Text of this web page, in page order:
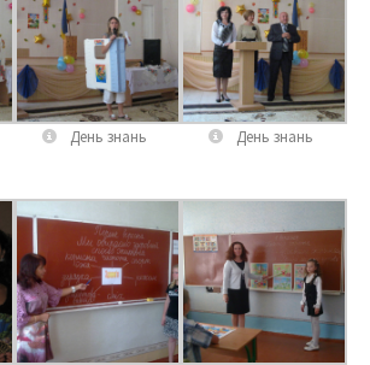
День знань День знань